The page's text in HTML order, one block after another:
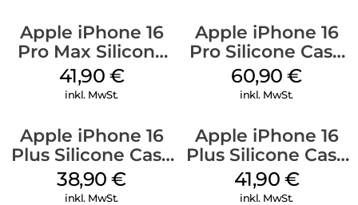
Apple iPhone 16
Pro Max Silicone
Case MagSafe
Ultramarine
41,90 €
inkl. MwSt.
Apple iPhone 16
Pro Silicone Case
MagSafe Stone
Gray
60,90€
inkl. MwSt.
Apple iPhone 16
Plus Silicone Case
MagSafe Denim
38,90€
inkl. MwSt.
Apple iPhone 16
Plus Silicone Case
MagSafe Stone
Gray
41,90 €
inkl. MwSt.